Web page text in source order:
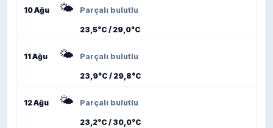
10 Ağu 🌤️ Parçalı bulutlu
23,5°C / 29,0°C
11 Ağu 🌤️ Parçalı bulutlu
23,9°C / 29,8°C
12 Ağu 🌤️ Parçalı bulutlu
23,2°C / 30,0°C